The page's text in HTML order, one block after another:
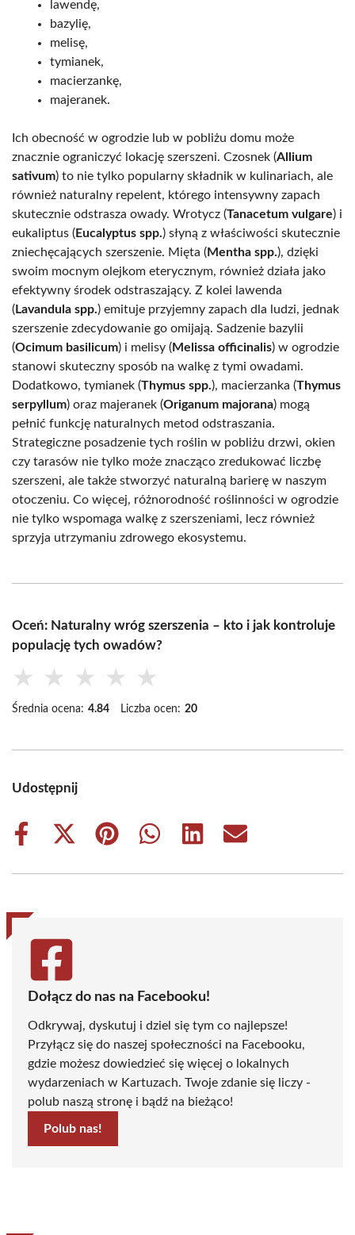
lawendę,
bazylię,
melisę,
tymianek,
macierzankę,
majeranek.
Ich obecność w ogrodzie lub w pobliżu domu może
znacznie ograniczyć lokację szerszeni. Czosnek (Allium
sativum) to nie tylko popularny składnik w kulinariach, ale
również naturalny repelent, którego intensywny zapach
skutecznie odstrasza owady. Wrotycz (Tanacetum vulgare) i
eukaliptus (Eucalyptus spp.) słyną z właściwości skutecznie
zniechęcających szerszenie. Mięta (Mentha spp.), dzięki
swoim mocnym olejkom eterycznym, również działa jako
efektywny środek odstraszający. Z kolei lawenda
(Lavandula spp.) emituje przyjemny zapach dla ludzi, jednak
szerszenie zdecydowanie go omijają. Sadzenie bazylii
(Ocimum basilicum) i melisy (Melissa officinalis) w ogrodzie
stanowi skuteczny sposób na walkę z tymi owadami.
Dodatkowo, tymianek (Thymus spp.), macierzanka (Thymus
serpyllum) oraz majeranek (Origanum majorana) mogą
pełnić funkcję naturalnych metod odstraszania.
Strategiczne posadzenie tych roślin w pobliżu drzwi, okien
czy tarasów nie tylko może znacząco zredukować liczbę
szerszeni, ale także stworzyć naturalną barierę w naszym
otoczeniu. Co więcej, różnorodność roślinności w ogrodzie
nie tylko wspomaga walkę z szerszeniami, lecz również
sprzyja utrzymaniu zdrowego ekosystemu.
Oceń: Naturalny wróg szerszenia – kto i jak kontroluje
populację tych owadów?
★ ★ ★ ★ ★
Średnia ocena: 4.84 Liczba ocen: 20
Udostępnij
Share
Share
(Twitter)
Share
Share
Share
Share
Dołącz do nas na Facebooku!
Odkrywaj, dyskutuj i dziel się tym co najlepsze!
Przyłącz się do naszej społeczności na Facebooku,
gdzie możesz dowiedzieć się więcej o lokalnych
wydarzeniach w Kartuzach. Twoje zdanie się liczy -
polub naszą stronę i bądź na bieżąco!
Polub nas!